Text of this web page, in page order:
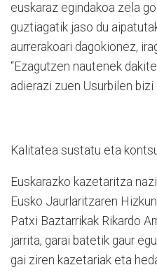
euskaraz egindakoa zela
guztiagatik jaso du
aurrerakoari dagokionez,
“Ezagutzen nautenek
adierazi zuen Usurbilen bizi
Kalitatea sustatu eta
Euskarazko kazetaritza
Eusko Jaurlaritzaren
Patxi Baztarrikak Rikardo
jarrita, garai batetik gaur
gai ziren kazetariak eta